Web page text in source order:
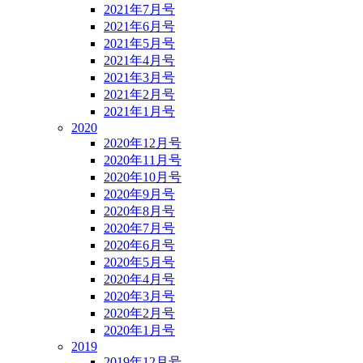
2021年7月号
2021年6月号
2021年5月号
2021年4月号
2021年3月号
2021年2月号
2021年1月号
2020
2020年12月号
2020年11月号
2020年10月号
2020年9月号
2020年8月号
2020年7月号
2020年6月号
2020年5月号
2020年4月号
2020年3月号
2020年2月号
2020年1月号
2019